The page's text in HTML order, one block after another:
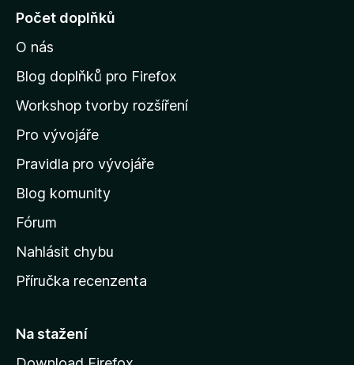
j
t
n
d
o
m
v
s
k
u
t
Počet doplňků
O nás
Blog doplňků pro Firefox
Workshop tvorby rozšíření
Pro vývojáře
Pravidla pro vývojáře
Blog komunity
Fórum
Nahlásit chybu
Příručka recenzenta
Na stažení